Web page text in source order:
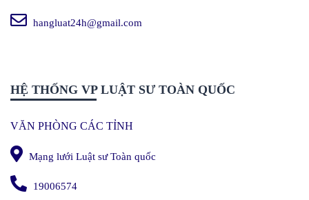
hangluat24h@gmail.com
HỆ THỐNG VP LUẬT SƯ TOÀN QUỐC
VĂN PHÒNG CÁC TỈNH
Mạng lưới Luật sư Toàn quốc
19006574